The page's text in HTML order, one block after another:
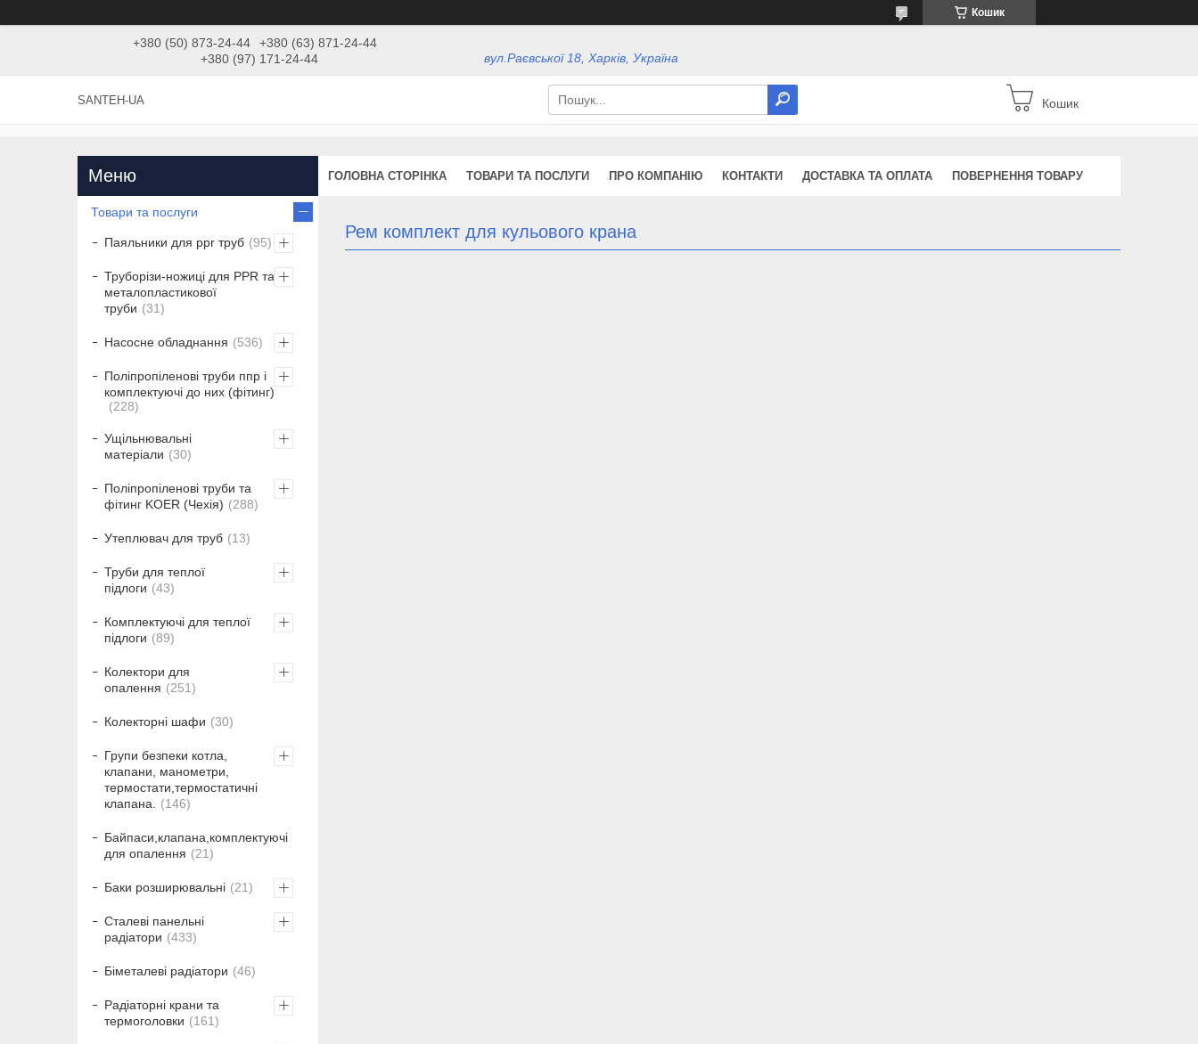
Кошик
+380 (50) 873-24-44
+380 (63) 871-24-44
+380 (97) 171-24-44
вул.Раєвської 18, Харків, Україна
SANTEH-UA Кошик
ГОЛОВНА СТОРІНКА ТОВАРИ ТА ПОСЛУГИ ПРО КОМПАНІЮ КОНТАКТИ ДОСТАВКА ТА ОПЛАТА ПОВЕРНЕННЯ ТОВАРУ
Рем комплект для кульового крана
Товари та послуги
Паяльники для ppr труб 95
Труборізи-ножиці для PPR та
металопластикової
труби
31
Насосне обладнання 536
Поліпропіленові труби ппр і
комплектуючі до них (фітинг)
228
Ущільнювальні
матеріали
30
Поліпропіленові труби та
фітинг KOER (Чехія)
288
Утеплювач для труб 13
Труби для теплої
підлоги
43
Комплектуючі для теплої
підлоги
89
Колектори для
опалення
251
Колекторні шафи 30
Групи безпеки котла,
клапани, манометри,
термостати,термостатичні
клапана.
146
Байпаси,клапана,комплектуючі
для опалення
21
Баки розширювальні 21
Сталеві панельні
радіатори
433
Біметалеві радіатори 46
Радіаторні крани та
термоголовки
161